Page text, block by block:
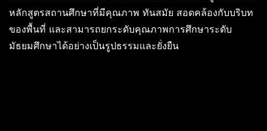
หลักสูตรสถานศึกษาที่มีคุณภาพ ทันสมัย สอดคล้องกับบริบท
ของพื้นที่ และสามารถยกระดับคุณภาพการศึกษาระดับ
มัธยมศึกษาได้อย่างเป็นรูปธรรมและยั่งยืน